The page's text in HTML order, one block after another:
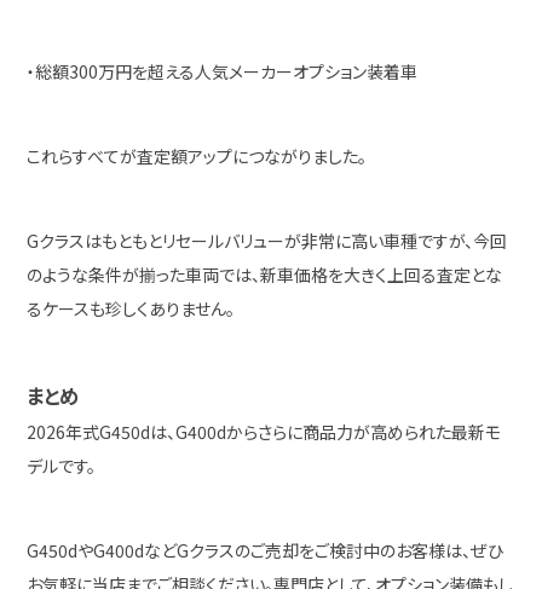
・総額300万円を超える人気メーカーオプション装着車
これらすべてが査定額アップにつながりました。
Gクラスはもともとリセールバリューが非常に高い車種ですが、今回
のような条件が揃った車両では、新車価格を大きく上回る査定とな
るケースも珍しくありません。
まとめ
2026年式G450dは、G400dからさらに商品力が高められた最新モ
デルです。
G450dやG400dなどGクラスのご売却をご検討中のお客様は、ぜひ
お気軽に当店までご相談ください。専門店として、オプション装備もし